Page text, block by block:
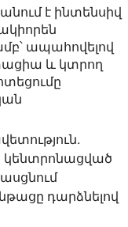
է ինտենսիվ
ապահովելով
և կտրող
կենտրոնացված
դարձնելով